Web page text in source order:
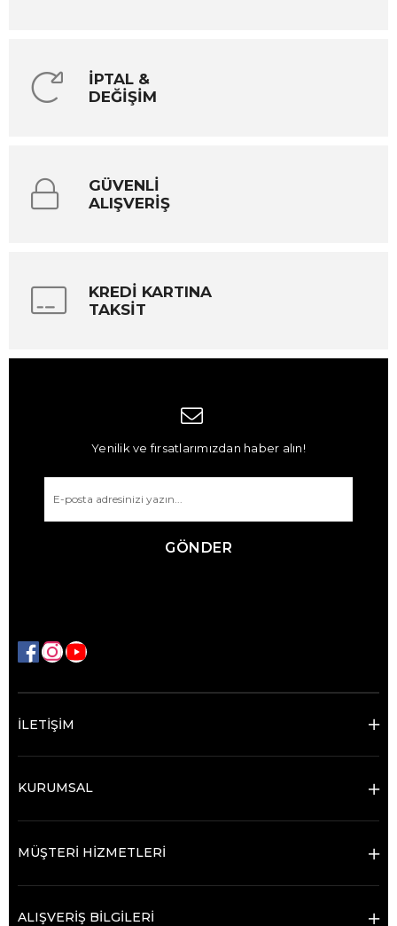
İPTAL &
DEĞİŞİM
GÜVENLİ
ALIŞVERİŞ
KREDİ KARTINA
TAKSİT
Yenilik ve fırsatlarımızdan haber alın!
GÖNDER
İLETİŞİM
KURUMSAL
MÜŞTERİ HİZMETLERİ
ALIŞVERİŞ BİLGİLERİ